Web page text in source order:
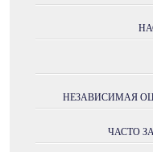
НЕЗАВИСИМАЯ
ЧАСТО